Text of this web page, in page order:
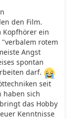
den Film.
Kopfhörer ein
rotem
Angst
spontan
darf.
seit
haben sich
das Hobby
Kenntnisse